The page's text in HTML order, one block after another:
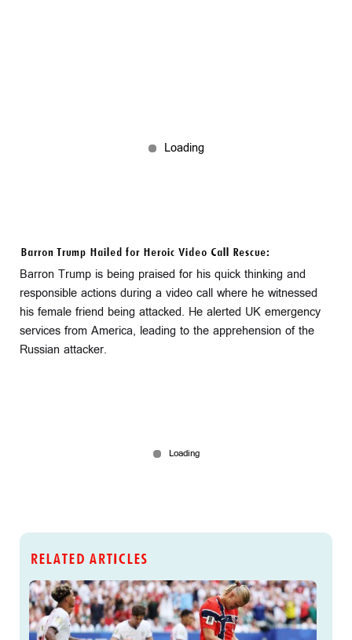
Barron Trump Hailed for Heroic Video Call Rescue:
Barron Trump is being praised for his quick thinking and
responsible actions during a video call where he witnessed
his female friend being attacked. He alerted UK emergency
services from America, leading to the apprehension of the
Russian attacker.
RELATED ARTICLES